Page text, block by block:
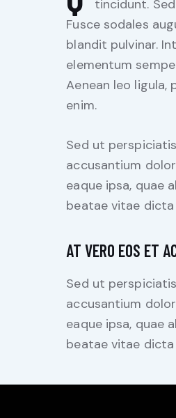
tincidunt.
Fusce sodales
blandit pulvinar.
elementum
Aenean leo
enim.
Sed ut
accusantium
eaque ipsa, quae
beatae vitae
AT VERO EOS ET
Sed ut
accusantium
eaque ipsa, quae
beatae vitae